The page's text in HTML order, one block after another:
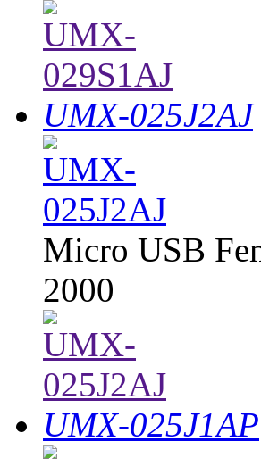
UMX-025J2AJ
Micro USB
2000
UMX-025J1AP